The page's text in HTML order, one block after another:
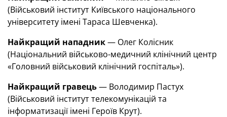
(Військовий інститут Київського національного
університету імені Тараса Шевченка).
Найкращий нападник— Олег Колісник
(Національний військово-медичний клінічний центр
«Головний військовий клінічний госпіталь»).
Найкращий гравець— Володимир Пастух
(Військовий інститут телекомунікацій та
інформатизації імені Героїв Крут).